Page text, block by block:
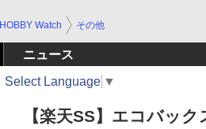
HOBBY Watch その他
ニュース
Select Language ▼
【楽天SS】エコバッ